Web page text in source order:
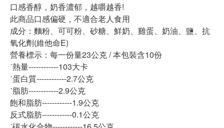
口感香醇，奶香濃郁，越嚼越香!
此商品口感偏硬，不適合老人食用
成分：麵粉、可可粉、砂糖、鮮奶、雞蛋、奶油、鹽、抗
氧化劑(維他命E)
營養標示：每一份量23公克 / 本包裝含10份
˙熱量------------103大卡
˙蛋白質------------2.7公克
˙脂肪------------2.9公克
飽和脂肪------------1.9公克
反式脂肪------------0.1公克